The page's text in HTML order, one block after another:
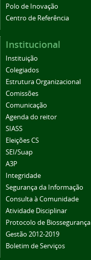
Polo de Inovação
Centro de Referência
Institucional
Instituição
Colegiados
Estrutura Organizacional
Comissões
Comunicação
Agenda do reitor
SIASS
Eleições CS
SEI/Suap
A3P
Integridade
Segurança da Informação
Consulta à Comunidade
Atividade Disciplinar
Protocolo de Biossegurança
Gestão 2012-2019
Boletim de Serviços